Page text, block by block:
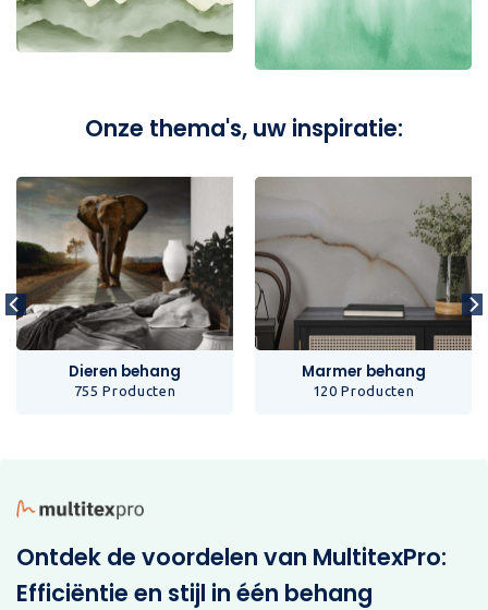
Onze thema's, uw inspiratie:
Dieren behang
755 Producten
Marmer behang
120 Producten
Ontdek de voordelen van MultitexPro:
Efficiëntie en stijl in één behang